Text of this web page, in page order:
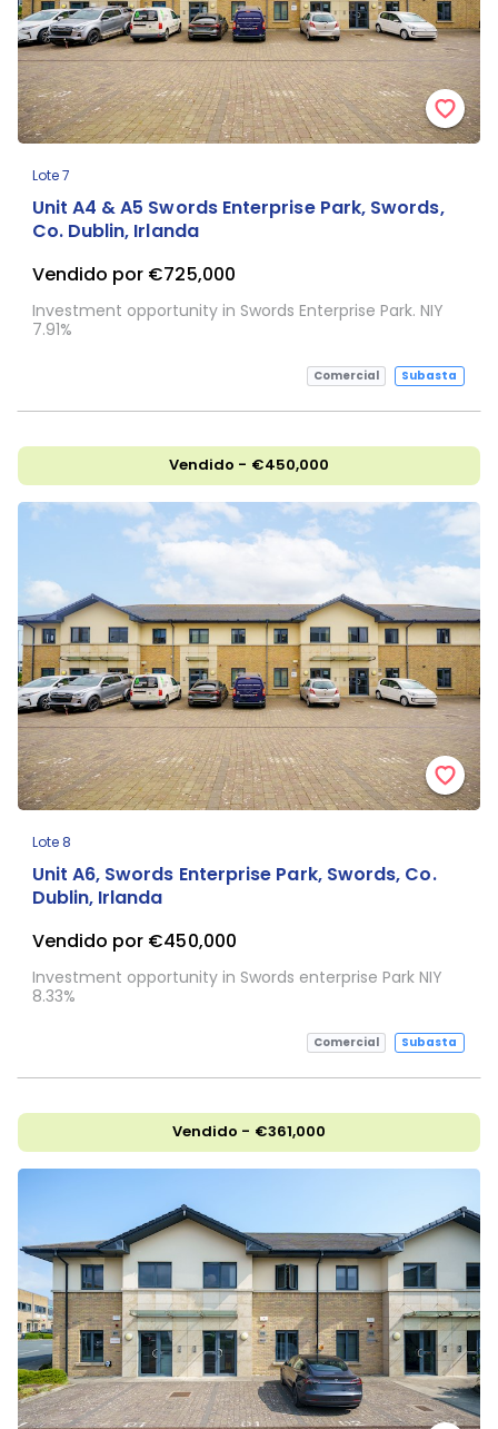
Lote 7
Unit A4 & A5 Swords Enterprise Park, Swords,
Co. Dublin, Irlanda
Vendido por €725,000
Investment opportunity in Swords Enterprise Park. NIY
7.91%
Comercial Subasta
Vendido - €450,000
Lote 8
Unit A6, Swords Enterprise Park, Swords, Co.
Dublin, Irlanda
Vendido por €450,000
Investment opportunity in Swords enterprise Park NIY
8.33%
Comercial Subasta
Vendido - €361,000